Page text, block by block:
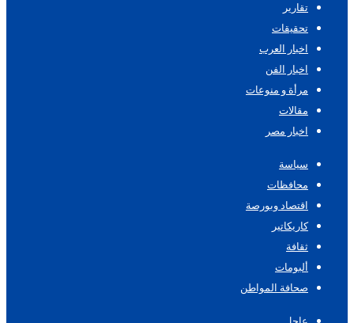
تقارير
تحقيقات
اخبار العرب
اخبار الفن
مرأة و منوعات
مقالات
اخبار مصر
سياسة
محافظات
اقتصاد وبورصة
كاريكاتير
ثقافة
ألبومات
صحافة المواطن